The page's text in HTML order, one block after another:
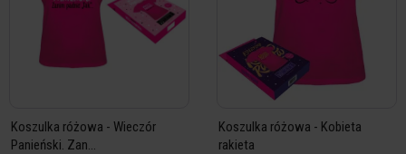
Koszulka różowa - Wieczór
Panieński. Zan...
Koszulka różowa - Kobieta
rakieta